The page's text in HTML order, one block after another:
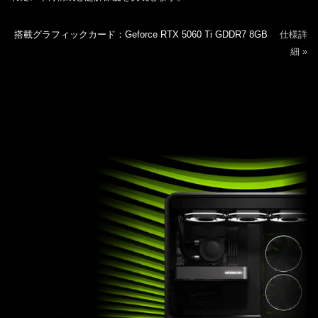
搭載グラフィックカード：Geforce RTX 5060 Ti GDDR7 8GB 仕様詳
細 »